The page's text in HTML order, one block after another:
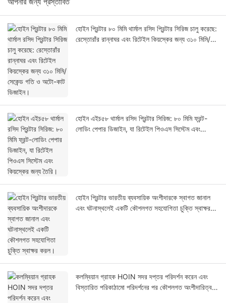
হোইন প্রিন্টার ৮০ মিমি থার্মাল রসিদ প্রিন্টার সিরিজ চালু করেছে:
রেস্তোরাঁর রান্নাঘর এবং রিটেইল কিয়স্কের জন্য ৩১০ মিমি/
হোইন এইচ৫৮ থার্মাল রসিদ প্রিন্টার সিরিজ: ৮০ মিমি ফ্রন্ট-
লোডিং পেপার ডিজাইন, যা রিটেইল পিওএস সিস্টেম এবং
হোইন প্রিন্টার ভারতীয় ব্যবসায়িক অংশীদারকে স্বাগত জানাল
এবং ঘটনাস্থলেই একটি কৌশলগত সহযোগিতা চুক্তি স্বাক্ষর
কলম্বিয়ান গ্রাহক HOIN সদর দপ্তর পরিদর্শন করেন এবং
বিস্তারিত পরিকাঠামো পরিদর্শনের পর কৌশলগত অংশীদারিত্ব